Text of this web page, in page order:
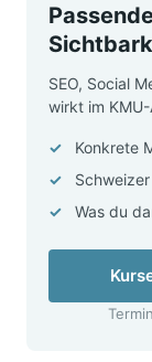
SEO, Social
wirkt im
Konkrete
Was du